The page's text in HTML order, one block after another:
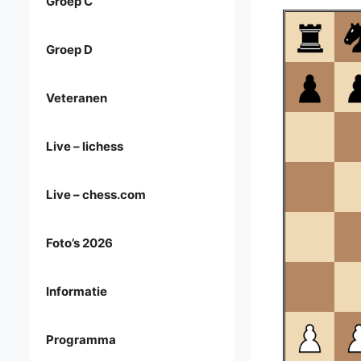
Groep D
Veteranen
Live – lichess
Live – chess.com
Foto’s 2026
Informatie
Programma